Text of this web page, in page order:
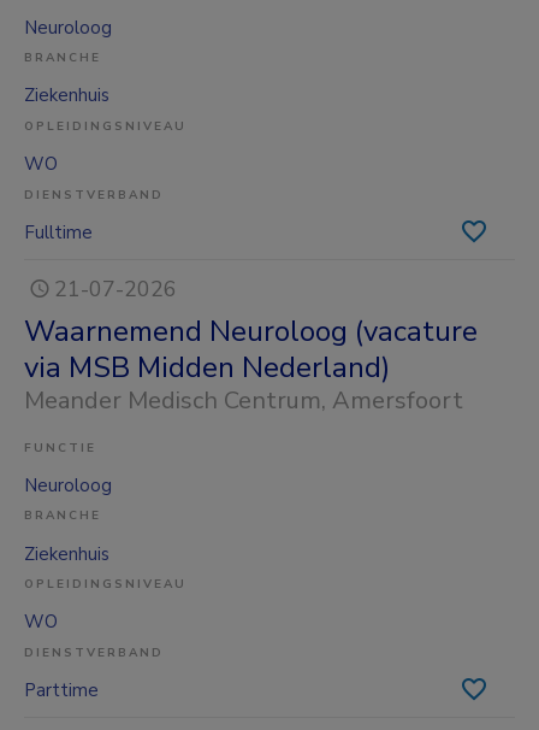
Neuroloog
BRANCHE
Ziekenhuis
OPLEIDINGSNIVEAU
WO
DIENSTVERBAND
Fulltime
21-07-2026
Waarnemend Neuroloog (vacature
via MSB Midden Nederland)
Meander Medisch Centrum, Amersfoort
FUNCTIE
Neuroloog
BRANCHE
Ziekenhuis
OPLEIDINGSNIVEAU
WO
DIENSTVERBAND
Parttime